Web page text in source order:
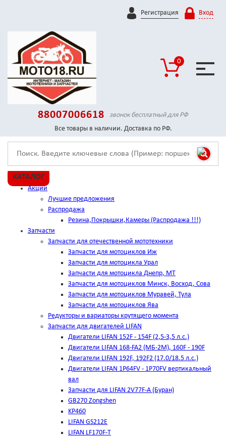
Регистрация Вход
0
88007006618
звонок бесплатный для РФ
Все товары в наличии. Доставка по РФ.
КАТАЛОГ
Акции
Лучшие предложения
Распродажа
Резина,Покрышки,Камеры (Распродажа !!!)
Запчасти
Запчасти для отечественной мототехники
Запчасти для мотоциклов Иж
Запчасти для мотоцикла Урал
Запчасти для мотоцикла Днепр, МТ
Запчасти для мотоциклов Минск, Восход, Сова
Запчасти для мотоциклов Муравей, Тула
Запчасти для мотоциклов Ява
Редукторы и вариаторы крутящего момента
Запчасти для двигателей LIFAN
Двигатели LIFAN 152F - 154F (2,5-3,5 л.с.)
Двигатели LIFAN 168-FA2 (МБ-2М), 160F - 190F
Двигатели LIFAN 192F, 192F2 (17.0/18.5 л.с.)
Двигатели LIFAN 1Р64FV - 1Р70FV вертикальный
вал
Запчасти для LIFAN 2V77F-A (Буран)
GB270 Zongshen
KP460
LIFAN GS212E
LIFAN LF170F-T